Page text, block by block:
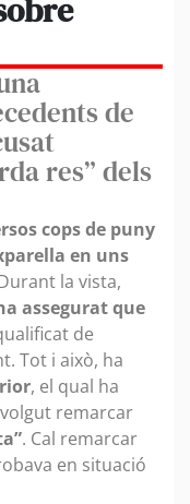
de
res” dels
cops de puny
en uns
la vista,
assegurat que
de
Tot i això, ha
, el qual ha
remarcar
. Cal remarcar
en situació